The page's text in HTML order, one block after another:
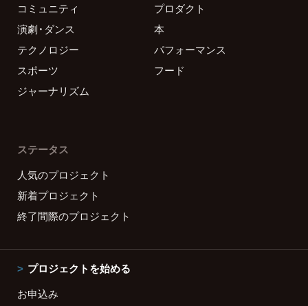
コミュニティ
プロダクト
演劇・ダンス
本
テクノロジー
パフォーマンス
スポーツ
フード
ジャーナリズム
ステータス
人気のプロジェクト
新着プロジェクト
終了間際のプロジェクト
プロジェクトを始める
お申込み